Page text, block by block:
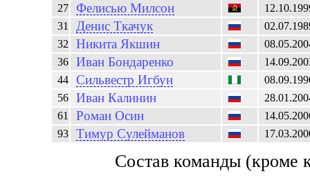
27
Фелисью Милсон
31
Денис Ткачук
32
Никита Якшин
36
Иван Бондаренко
44
Сильвестр Игбун
56
Иван Калинин
61
Роман Осин
93
Тимур Сулейманов
Состав команды (кроме